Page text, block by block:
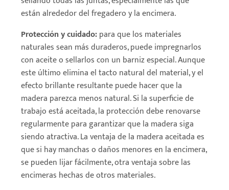
están alrededor del fregadero y la encimera.
Protección y cuidado:para que los materiales
naturales sean más duraderos, puede impregnarlos
con aceite o sellarlos con un barniz especial. Aunque
este último elimina el tacto natural del material, y el
efecto brillante resultante puede hacer que la
madera parezca menos natural. Si la superficie de
trabajo está aceitada, la protección debe renovarse
regularmente para garantizar que la madera siga
siendo atractiva. La ventaja de la madera aceitada es
que si hay manchas o daños menores en la encimera,
se pueden lijar fácilmente, otra ventaja sobre las
encimeras hechas de otros materiales.